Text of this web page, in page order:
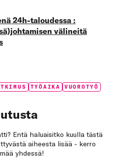
24h-taloudessa :
välineitä
TYÖAIKA VUOROTYÖ
Entä haluaisitko kuulla tästä
aiheesta lisää - kerro
yhdessä!